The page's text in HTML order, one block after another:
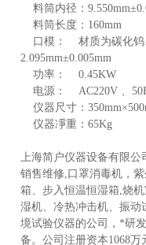
料筒内径：
料筒长度：160mm
口模： 材质为碳化钨、
2.095mm±0.005mm
功率： 0.45KW
电源： AC220V 、
仪器尺寸：
仪器凈重：65Kg
上海简户仪器设备有限
销售维修,口罩消毒机，
箱、步入恒温恒湿箱,烧
湿机、冷热冲击机、振动
境试验仪器的公司，*研
备。公司注册资本1068